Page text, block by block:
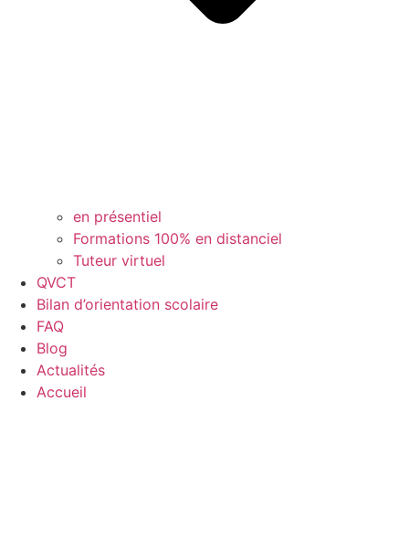
en présentiel
Formations 100% en distanciel
Tuteur virtuel
QVCT
Bilan d’orientation scolaire
FAQ
Blog
Actualités
Accueil